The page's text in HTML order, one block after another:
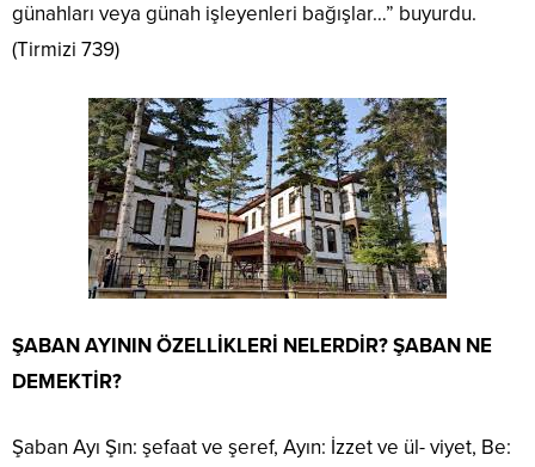
günahları veya günah işleyenleri bağışlar…” buyurdu.
(Tirmizi 739)
ŞABAN AYININ ÖZELLİKLERİ NELERDİR? ŞABAN NE
DEMEKTİR?
Şaban Ayı Şın: şefaat ve şeref, Ayın: İzzet ve ül- viyet, Be: